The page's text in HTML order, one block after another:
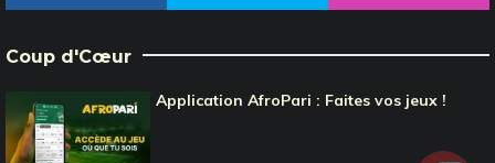
Coup d'Cœur
Application AfroPari : Faites vos jeux !